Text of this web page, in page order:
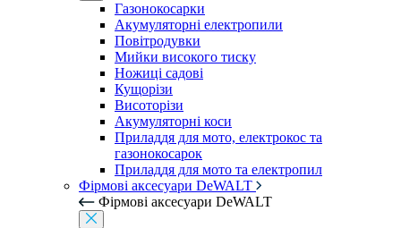
Газонокосарки
Акумуляторні електропили
Повітродувки
Мийки високого тиску
Ножиці садові
Кущорізи
Висоторізи
Акумуляторні коси
Приладдя для мото, електрокос та
газонокосарок
Приладдя для мото та електропил
Фірмові аксесуари DeWALT
Фірмові аксесуари DeWALT